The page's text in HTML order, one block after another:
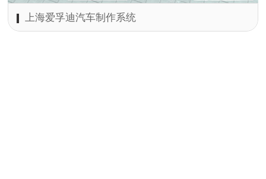
上海爱孚迪汽车制作系统